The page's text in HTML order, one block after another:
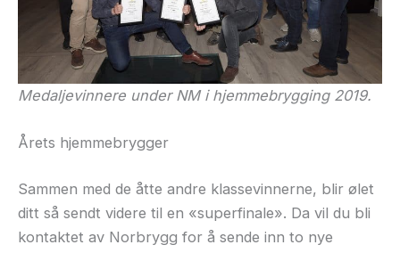
Medaljevinnere under NM i hjemmebrygging 2019.
Årets hjemmebrygger
Sammen med de åtte andre klassevinnerne, blir ølet
ditt så sendt videre til en «superfinale». Da vil du bli
kontaktet av Norbrygg for å sende inn to nye